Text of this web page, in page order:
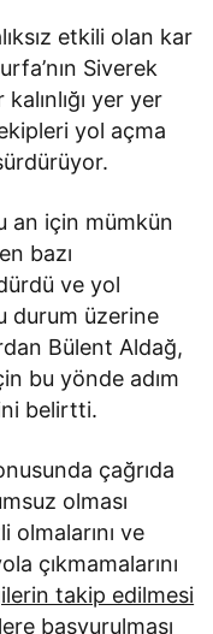
etkili olan kar
Siverek
yer yer
yol açma
an için mümkün
bazı
ve yol
durum üzerine
Bülent Aldağ,
bu yönde adım
belirtti.
çağrıda
olması
olmalarını ve
çıkmamalarını
takip edilmesi
başvurulması